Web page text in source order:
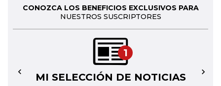
CONOZCA LOS BENEFICIOS EXCLUSIVOS PARA
NUESTROS SUSCRIPTORES
1
MI SELECCIÓN DE NOTICIAS
← →